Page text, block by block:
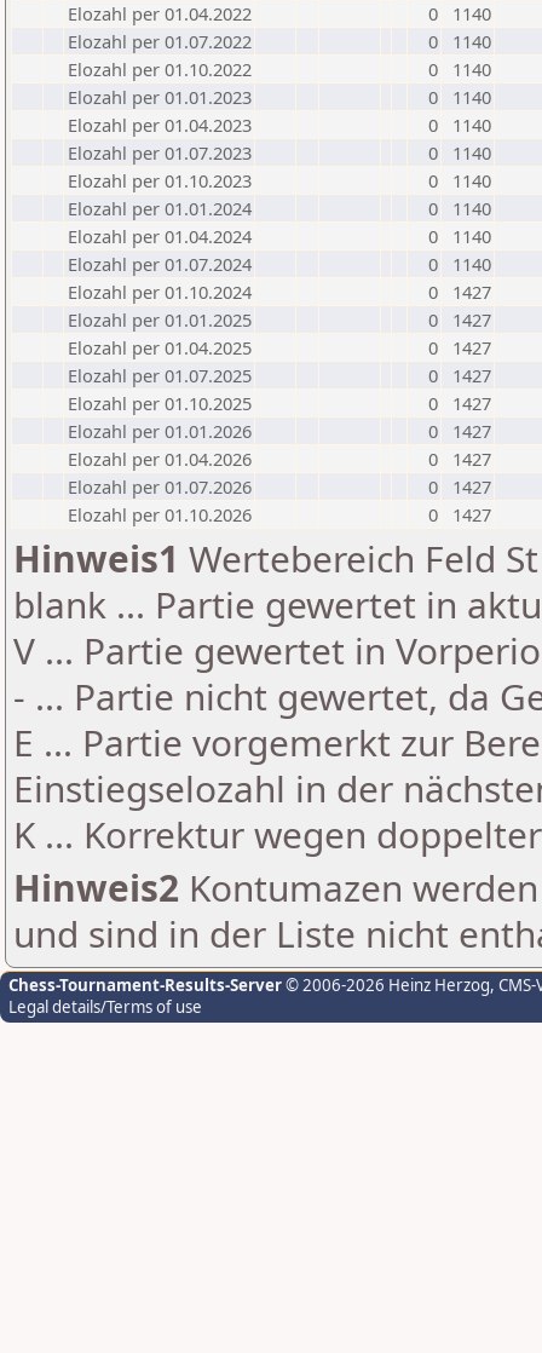
Elozahl per 01.04.2022
0
1140
Elozahl per 01.07.2022
0
1140
Elozahl per 01.10.2022
0
1140
Elozahl per 01.01.2023
0
1140
Elozahl per 01.04.2023
0
1140
Elozahl per 01.07.2023
0
1140
Elozahl per 01.10.2023
0
1140
Elozahl per 01.01.2024
0
1140
Elozahl per 01.04.2024
0
1140
Elozahl per 01.07.2024
0
1140
Elozahl per 01.10.2024
0
1427
Elozahl per 01.01.2025
0
1427
Elozahl per 01.04.2025
0
1427
Elozahl per 01.07.2025
0
1427
Elozahl per 01.10.2025
0
1427
Elozahl per 01.01.2026
0
1427
Elozahl per 01.04.2026
0
1427
Elozahl per 01.07.2026
0
1427
Elozahl per 01.10.2026
0 1427
Hinweis1 Wertebereich Feld
blank ... Partie gewertet in
V ... Partie gewertet in
- ... Partie nicht gewertet, da
E ... Partie vorgemerkt zur
Einstiegselozahl in der
K ... Korrektur wegen
Hinweis2 Kontumazen
und sind in der Liste nicht
Chess-Tournament-Results-Server© 2006-2026 Heinz Herzog,
Legal details/Terms of use